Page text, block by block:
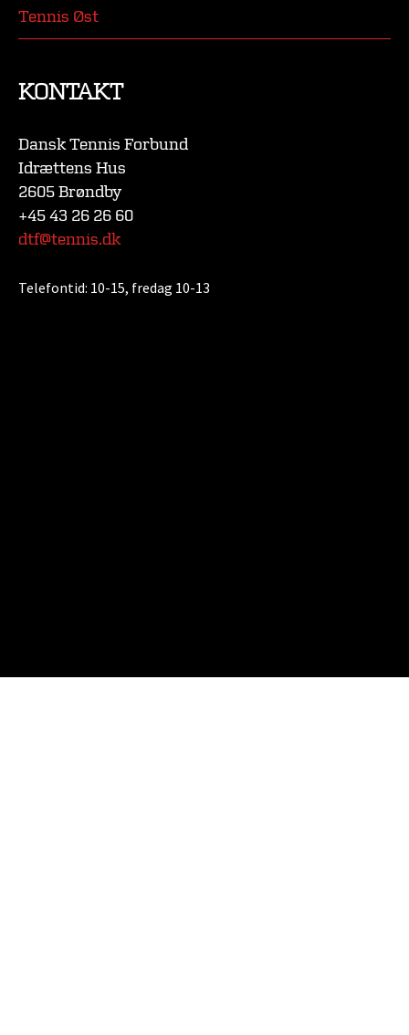
Tennis Øst
KONTAKT
Dansk Tennis Forbund
Idrættens Hus
2605 Brøndby
+45 43 26 26 60
dtf@tennis.dk
Telefontid: 10-15, fredag 10-13